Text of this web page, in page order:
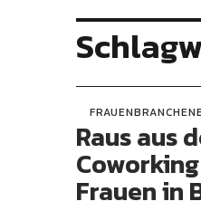
Raus aus
Frauen in